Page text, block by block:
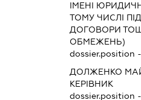
ІМЕНІ
ТОМУ ЧИСЛІ
ДОГОВОРИ
ОБМЕЖЕНЬ)
dossier.position -
ДОЛЖЕНКО
КЕРІВНИК
dossier.position -